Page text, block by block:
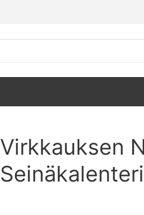
Virkkauksen
Seinäkalenteri